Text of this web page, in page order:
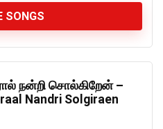
SONGS
நன்றி சொல்கிறேன் –
Nandri Solgiraen